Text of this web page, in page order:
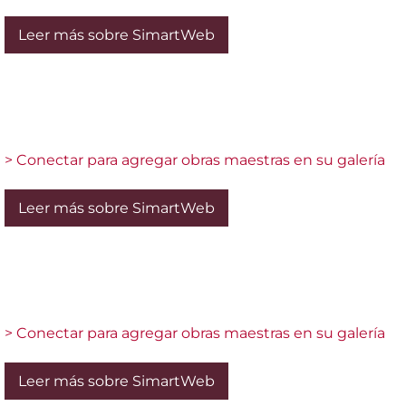
Leer más sobre SimartWeb
> Conectar para agregar obras maestras en su galería
Leer más sobre SimartWeb
> Conectar para agregar obras maestras en su galería
Leer más sobre SimartWeb